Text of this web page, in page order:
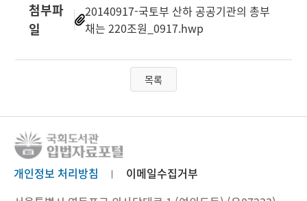
첨부파
일
20140917-국토부 산하 공공기관의 총부
채는 220조원_0917.hwp
목록
개인정보 처리방침
이메일수집거부